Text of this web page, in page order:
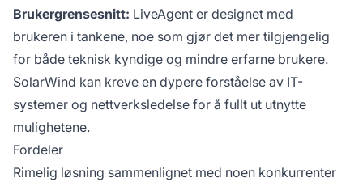
Brukergrensesnitt: LiveAgent er designet med
brukeren i tankene, noe som gjør det mer tilgjengelig
for både teknisk kyndige og mindre erfarne brukere.
SolarWind kan kreve en dypere forståelse av IT-
systemer og nettverksledelse for å fullt ut utnytte
mulighetene.
Fordeler
Rimelig løsning sammenlignet med noen konkurrenter